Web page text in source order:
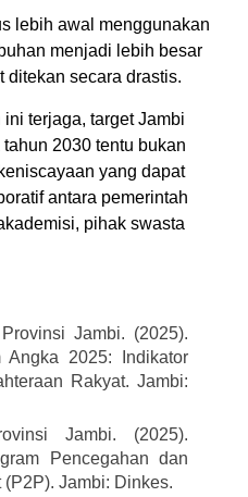
lebih awal menggunakan
menjadi lebih besar
ditekan secara drastis.
terjaga, target Jambi
2030 tentu bukan
yang dapat
antara pemerintah
pihak swasta
Jambi. (2025).
Angka 2025: Indikator
Rakyat. Jambi:
Jambi. (2025).
Pencegahan dan
Jambi: Dinkes.